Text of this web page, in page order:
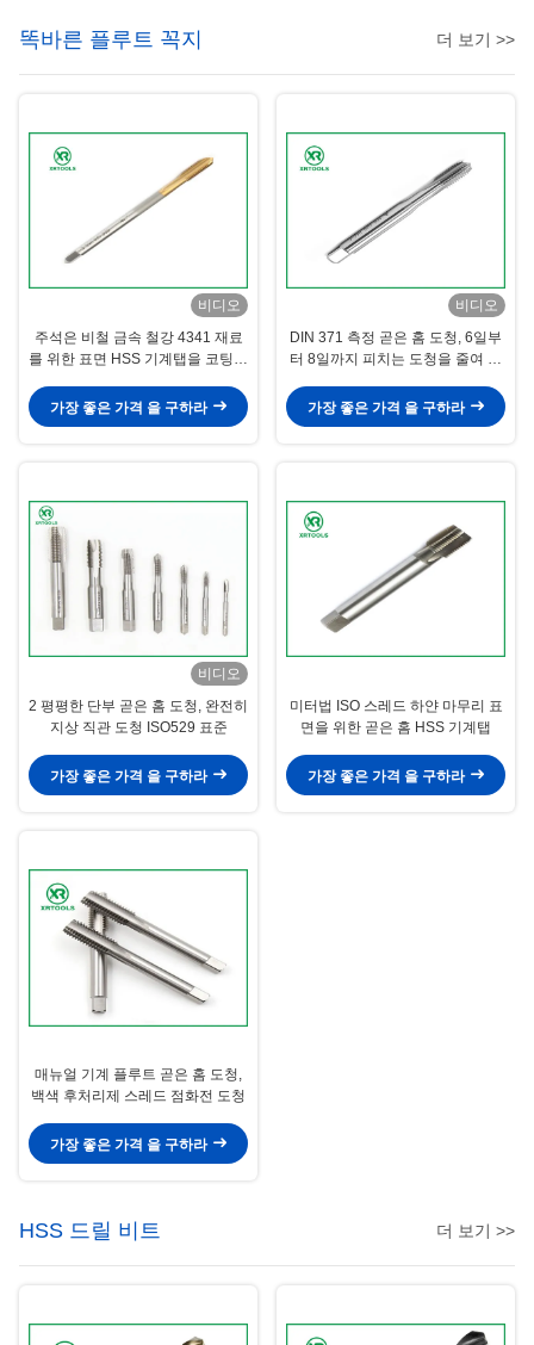
똑바른 플루트 꼭지 더 보기 >>
비디오
주석은 비철 금속 철강 4341 재료
를 위한 표면 HSS 기계탭을 코팅했
가장 좋은 가격 을 구하라
비디오
DIN 371 측정 곧은 홈 도청, 6일부
터 8일까지 피치는 도청을 줄여 빠
가장 좋은 가격 을 구하라
비디오
2 평평한 단부 곧은 홈 도청, 완전히
지상 직관 도청 ISO529 표준
가장 좋은 가격 을 구하라
미터법 ISO 스레드 하얀 마무리 표
면을 위한 곧은 홈 HSS 기계탭
가장 좋은 가격 을 구하라
매뉴얼 기계 플루트 곧은 홈 도청,
백색 후처리제 스레드 점화전 도청
가장 좋은 가격 을 구하라
HSS 드릴 비트 더 보기 >>